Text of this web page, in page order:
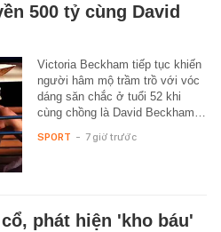
500 tỷ cùng David
Victoria Beckham tiếp tục khiến
người hâm mộ trầm trồ với vóc
dáng săn chắc ở tuổi 52 khi
cùng chồng là David Beckham…
SPORT - 7 giờ trước
phát hiện 'kho báu'